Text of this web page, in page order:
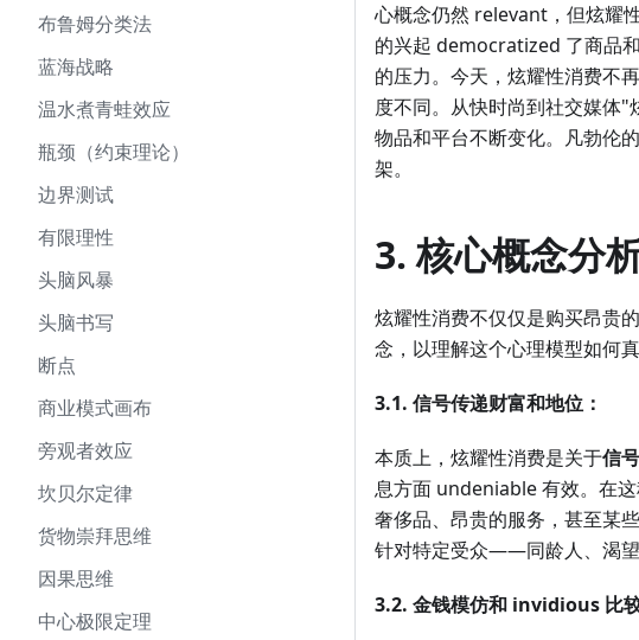
布鲁姆分类法
蓝海战略
温水煮青蛙效应
瓶颈（约束理论）
边界测试
有限理性
头脑风暴
头脑书写
断点
商业模式画布
旁观者效应
坎贝尔定律
货物崇拜思维
因果思维
中心极限定理
心概念仍然 relevant，但炫耀
的兴起 democratized 了商品
的压力。今天，炫耀性消费不
度不同。从快时尚到社交媒体
物品和平台不断变化。凡勃伦
架。
3. 核心概念分
炫耀性消费不仅仅是购买昂贵
念，以理解这个心理模型如何
3.1. 信号传递财富和地位：
本质上，炫耀性消费是关于信
息方面 undeniable 有效。在
奢侈品、昂贵的服务，甚至某
针对特定受众——同龄人、渴
3.2. 金钱模仿和 invidious 比